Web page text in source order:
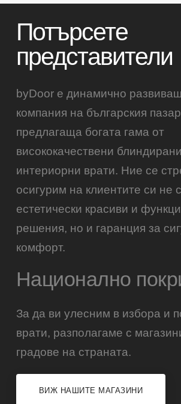
Потърсете
представители
byDoor е динамично
компания на българския
предлагаща богата гама от
висококачествени
интериорни врати. Ние се
осигурим на клиентите си не
естетически красиви и
решения, но и гаранция за
комфорт.
Национално
За да ви улесним в избора и
врати, разполагаме с
градове на страната.
ВИЖ НАШИТЕ МАГАЗИНИ